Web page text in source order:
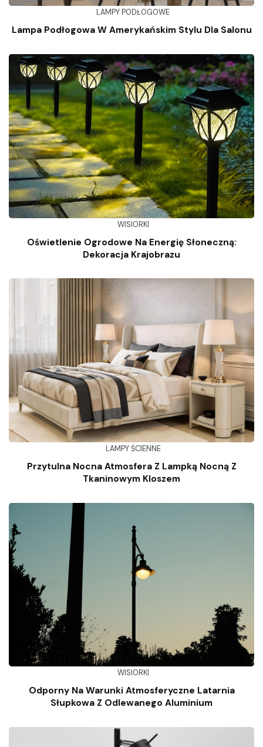
LAMPY PODŁOGOWE
Lampa Podłogowa W Amerykańskim Stylu Dla Salonu
WISIORKI
Oświetlenie Ogrodowe Na Energię Słoneczną:
Dekoracja Krajobrazu
LAMPY ŚCIENNE
Przytulna Nocna Atmosfera Z Lampką Nocną Z
Tkaninowym Kloszem
WISIORKI
Odporny Na Warunki Atmosferyczne Latarnia
Słupkowa Z Odlewanego Aluminium